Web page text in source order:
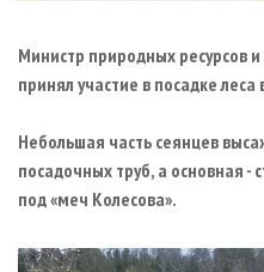
Министр природных ресурсов
принял участие в посадке леса
Небольшая часть сеянцев
посадочных труб, а основная
под «меч Колесова».